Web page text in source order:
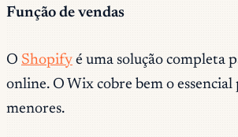
Função de vendas
O Shopify é uma solução completa
online. O Wix cobre bem o essencial
menores.